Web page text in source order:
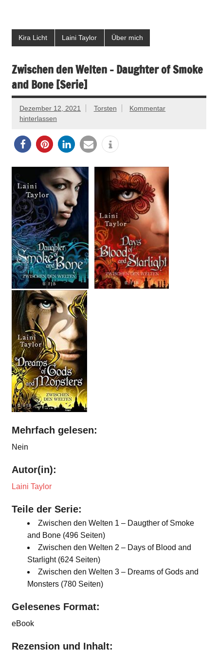
Kira Licht Laini Taylor Über mich
Zwischen den Welten – Daughter of Smoke
and Bone [Serie]
Dezember 12, 2021 Torsten
Kommentar
hinterlassen
Mehrfach gelesen:
Nein
Autor(in):
Laini Taylor
Teile der Serie:
Zwischen den Welten 1 – Daugther of Smoke
and Bone (496 Seiten)
Zwischen den Welten 2 – Days of Blood and
Starlight (624 Seiten)
Zwischen den Welten 3 – Dreams of Gods and
Monsters (780 Seiten)
Gelesenes Format:
eBook
Rezension und Inhalt: